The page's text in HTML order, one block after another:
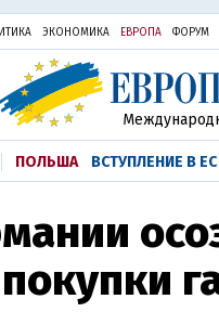
ЭКОНОМИКА ЕВРОПА ФОРУМ
ПОЛЬША ВСТУПЛЕНИЕ В ЕС